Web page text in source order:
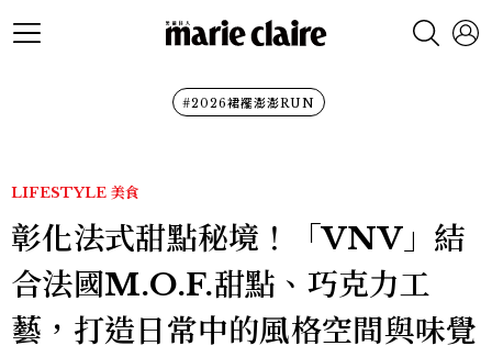
#2026裙襬澎澎RUN
LIFESTYLE 美食
彰化法式甜點秘境！「VNV」結
合法國M.O.F.甜點、巧克力工
藝，打造日常中的風格空間與味覺